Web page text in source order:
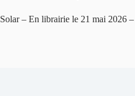
Solar – En librairie le 21 mai 2026